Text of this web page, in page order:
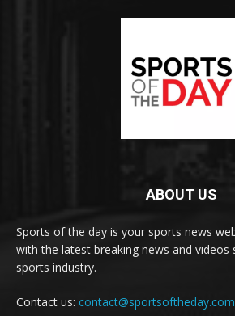
ABOUT US
Sports of the day is your sports news
with the latest breaking news and
sports industry.
Contact us: contact@sportsoftheday.com